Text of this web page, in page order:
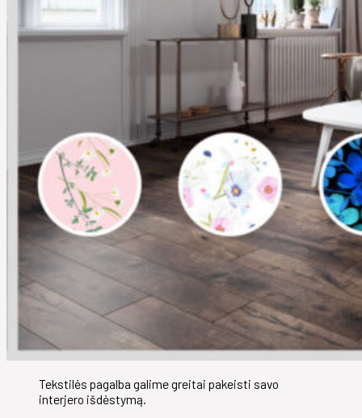
Tekstilės pagalba galime greitai pakeisti savo
interjero išdėstymą.